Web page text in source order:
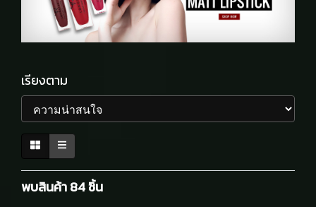
เรียงตาม
พบสินค้า 84 ชิ้น